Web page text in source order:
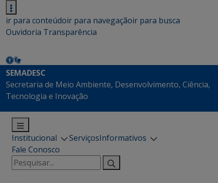
ir para conteúdoir para navegaçãoir para busca
Ouvidoria Transparência
SEMADESC
Secretaria de Meio Ambiente, Desenvolvimento, Ciência,
Tecnologia e Inovação
Institucional ServiçosInformativos
Fale Conosco
Pesquisar
por: